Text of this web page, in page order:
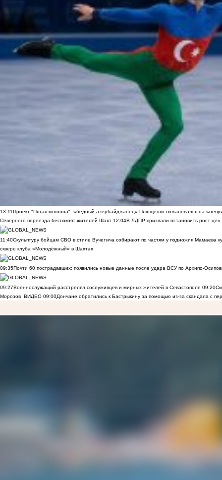
13:11Проект "Пятая колонна": «бедный азербайджанец» Плющенко пожаловался на
Северного переезда беспокоят жителей Шахт 12:04В ЛДПР призвали остановить рост цен
11:40Скульптуру бойцам СВО в стиле Вучетича собирают по частям у подножия Мамаева
сквере клуба «Молодёжный» в Шахтах
09:35Почти 60 пострадавших: появились новые данные после удара ВСУ по Архипо-
09:27Военнослужащий расстрелял сослуживцев и мирных жителей в Севастополе 09:20
Морозов
ВИДЕО 09:00Дончане обратились к Бастрыкину за помощью из-за скандала с